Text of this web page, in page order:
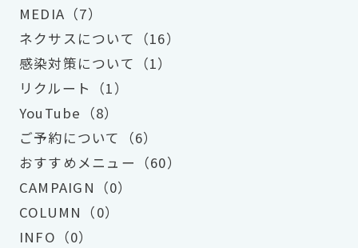
MEDIA（7）
ネクサスについて（16）
感染対策について（1）
リクルート（1）
YouTube（8）
ご予約について（6）
おすすめメニュー（60）
CAMPAIGN（0）
COLUMN（0）
INFO（0）